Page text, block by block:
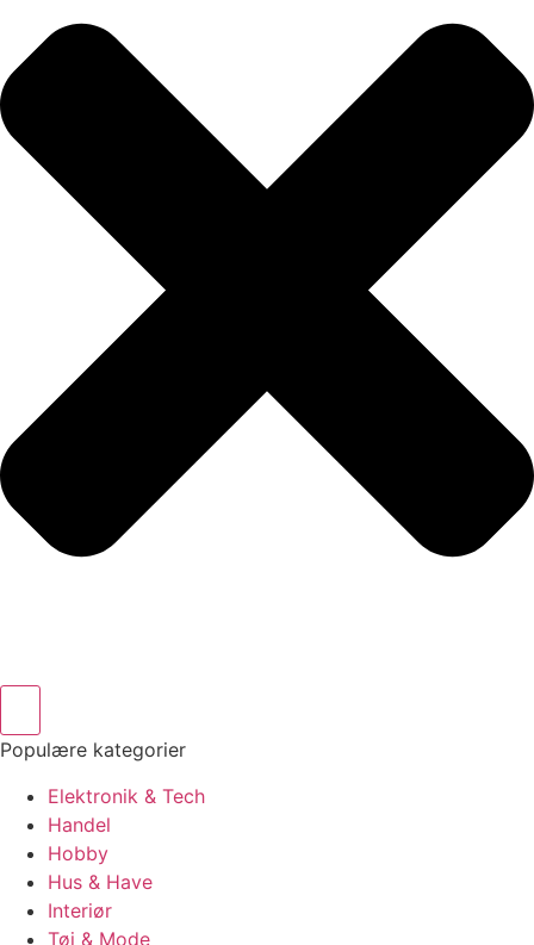
Populære kategorier
Elektronik & Tech
Handel
Hobby
Hus & Have
Interiør
Tøj & Mode